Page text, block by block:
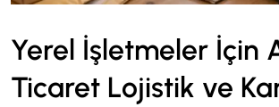
Yerel İşletmeler İçin
Ticaret Lojistik ve